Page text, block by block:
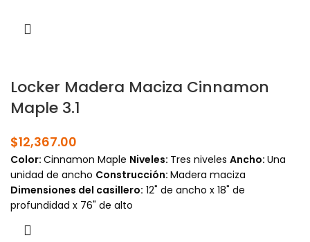
Locker Madera Maciza Cinnamon
Maple 3.1
$12,367.00
Color: Cinnamon Maple Niveles: Tres niveles Ancho: Una
unidad de ancho Construcción: Madera maciza
Dimensiones del casillero: 12" de ancho x 18" de
profundidad x 76" de alto